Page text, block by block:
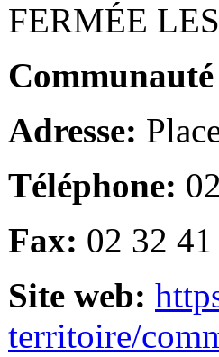
FERMÉE
Adresse:
Téléphone:
Fax: 02 32
Site web:
territoire/